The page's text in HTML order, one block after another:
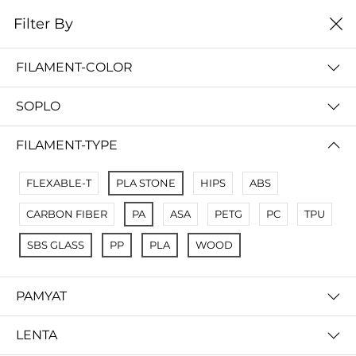
0
No Results
Not Found Filters1
Not Found Filters2
Filter By
FILAMENT-COLOR
SOPLO
FILAMENT-TYPE
FLEXABLE-T PLA STONE HIPS ABS
CARBON FIBER PA ASA PETG PC TPU
SBS GLASS PP PLA WOOD
PAMYAT
LENTA